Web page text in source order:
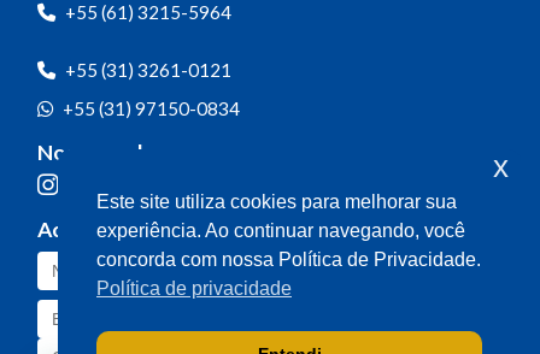
+55 (61) 3215-5964
+55 (31) 3261-0121
+55 (31) 97150-0834
Nossas redes
Acompanhe o meu mandato
Este site utiliza cookies para melhorar sua
experiência. Ao continuar navegando, você
concorda com nossa Política de Privacidade.
Política de privacidade
x